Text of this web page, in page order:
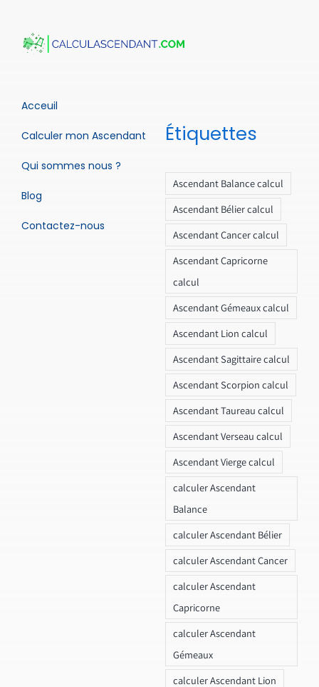
Acceuil
Calculer mon Ascendant
Qui sommes nous ?
Blog
Contactez-nous
Étiquettes
Ascendant Balance calcul
Ascendant Bélier calcul
Ascendant Cancer calcul
Ascendant Capricorne
calcul
Ascendant Gémeaux calcul
Ascendant Lion calcul
Ascendant Sagittaire calcul
Ascendant Scorpion calcul
Ascendant Taureau calcul
Ascendant Verseau calcul
Ascendant Vierge calcul
calculer Ascendant
Balance
calculer Ascendant Bélier
calculer Ascendant Cancer
calculer Ascendant
Capricorne
calculer Ascendant
Gémeaux
calculer Ascendant Lion